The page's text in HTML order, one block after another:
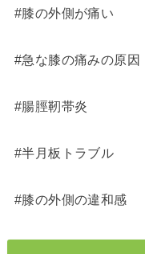
#膝の外側が痛い
#急な膝の痛みの原因
#腸脛靭帯炎
#半月板トラブル
#膝の外側の違和感